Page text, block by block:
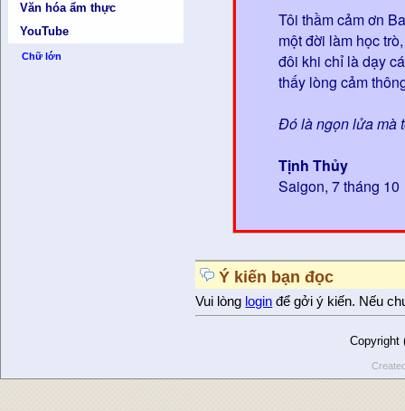
Văn hóa ẩm thực
YouTube
Chữ lớn
Tôi thầm cảm ơn
một đời làm học trò,
đôi khi chỉ là dạy
thấy lòng cảm
Đó là ngọn lửa mà
Tịnh Thủy
Saigon, 7 tháng 10
Ý kiến bạn đọc
Vui lòng login để gởi ý kiến. Nếu
Copyright